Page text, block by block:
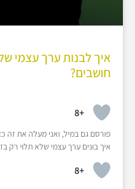
איך לבנות ערך עצמי
חושבים?
+8
פורסם גם במיל, ואני מעלה את זה
איך בונים ערך עצמי שלא תלוי רק
+8